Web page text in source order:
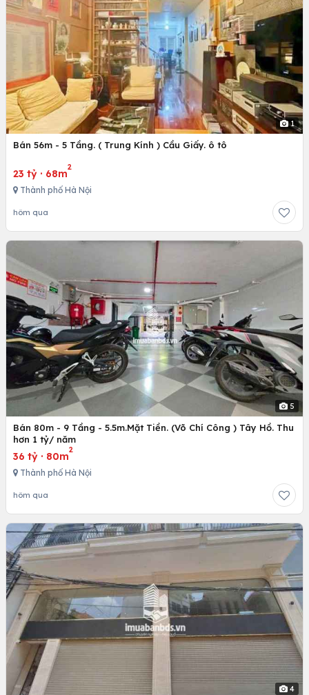
1
Bán 56m - 5 Tầng. ( Trung Kính ) Cầu Giấy. ô tô
23 tỷ · 68m
2
Thành phố Hà Nội
hôm qua
5
Bán 80m - 9 Tầng - 5.5m.Mặt Tiền. (Võ Chí Công ) Tây Hồ. Thu
hơn 1 tỷ/ năm
36 tỷ · 80m
2
Thành phố Hà Nội
hôm qua
4